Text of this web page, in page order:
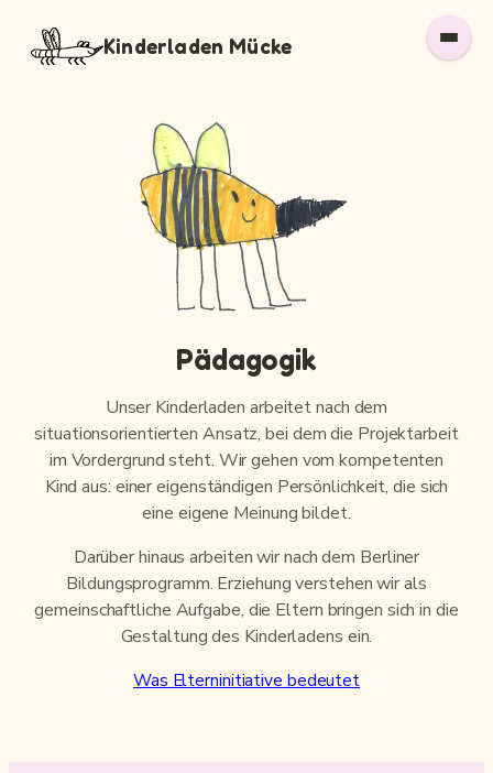
Inhalt
Kinderladen Mücke
Pädagogik
Unser Kinderladen arbeitet nach dem
situationsorientierten Ansatz, bei dem die Projektarbeit
im Vordergrund steht. Wir gehen vom kompetenten
Kind aus: einer eigenständigen Persönlichkeit, die sich
eine eigene Meinung bildet.
Darüber hinaus arbeiten wir nach dem Berliner
Bildungsprogramm. Erziehung verstehen wir als
gemeinschaftliche Aufgabe, die Eltern bringen sich in die
Gestaltung des Kinderladens ein.
Was Elterninitiative bedeutet